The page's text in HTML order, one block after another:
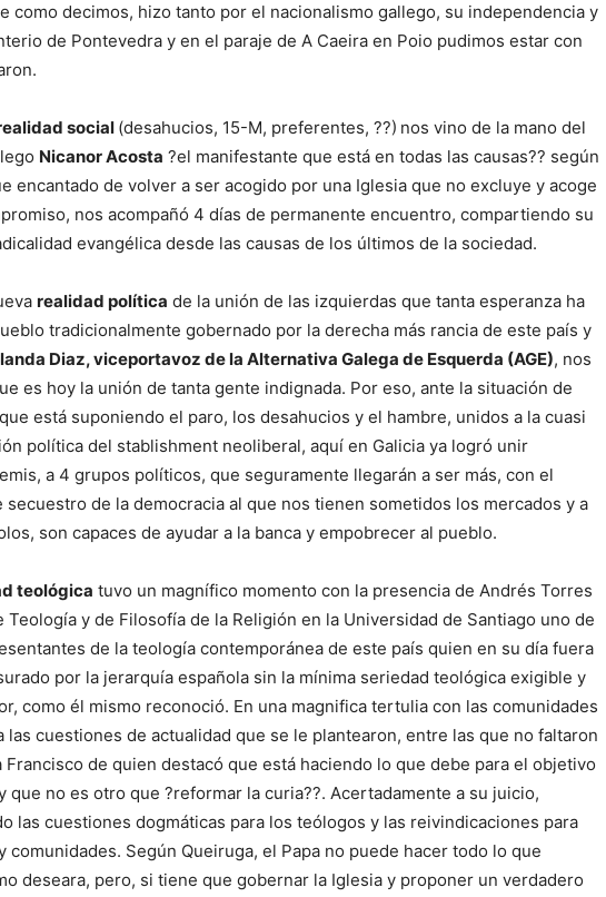
como decimos, hizo tanto por el nacionalismo gallego, su independencia y
de Pontevedra y en el paraje de A Caeira en Poio pudimos estar con
social (desahucios, 15-M, preferentes, ??) nos vino de la mano del
Nicanor Acosta ?el manifestante que está en todas las causas?? según
encantado de volver a ser acogido por una Iglesia que no excluye y acoge
nos acompañó 4 días de permanente encuentro, compartiendo su
evangélica desde las causas de los últimos de la sociedad.
realidad política de la unión de las izquierdas que tanta esperanza ha
tradicionalmente gobernado por la derecha más rancia de este país y
Diaz, viceportavoz de la Alternativa Galega de Esquerda (AGE), nos
es hoy la unión de tanta gente indignada. Por eso, ante la situación de
está suponiendo el paro, los desahucios y el hambre, unidos a la cuasi
política del stablishment neoliberal, aquí en Galicia ya logró unir
a 4 grupos políticos, que seguramente llegarán a ser más, con el
de la democracia al que nos tienen sometidos los mercados y a
son capaces de ayudar a la banca y empobrecer al pueblo.
teológica tuvo un magnífico momento con la presencia de Andrés Torres
Teología y de Filosofía de la Religión en la Universidad de Santiago uno de
de la teología contemporánea de este país quien en su día fuera
por la jerarquía española sin la mínima seriedad teológica exigible y
como él mismo reconoció. En una magnifica tertulia con las comunidades
las cuestiones de actualidad que se le plantearon, entre las que no faltaron
Francisco de quien destacó que está haciendo lo que debe para el objetivo
que no es otro que ?reformar la curia??. Acertadamente a su juicio,
las cuestiones dogmáticas para los teólogos y las reivindicaciones para
Según Queiruga, el Papa no puede hacer todo lo que
deseara, pero, si tiene que gobernar la Iglesia y proponer un verdadero